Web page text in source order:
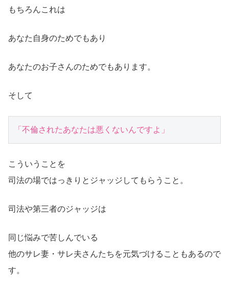
もちろんこれは
あなた自身のためでもあり
あなたのお子さんのためでもあります。
そして
「不倫されたあなたは悪くないんですよ」
こういうことを
司法の場ではっきりとジャッジしてもらうこと。
司法や第三者のジャッジは
同じ悩みで苦しんでいる
他のサレ妻・サレ夫さんたちを元気づけることもあるので
す。